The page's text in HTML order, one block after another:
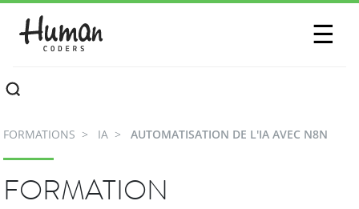
☰
CONTACTEZ-NOUS
FORMATIONS IA AUTOMATISATION DE L'IA AVEC N8N
FORMATION